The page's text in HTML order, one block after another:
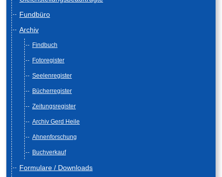
Fundbüro
Archiv
Findbuch
Fotoregister
Seelenregister
Bücherregister
Zeitungsregister
Archiv Gerd Heile
Ahnenforschung
Buchverkauf
Formulare / Downloads